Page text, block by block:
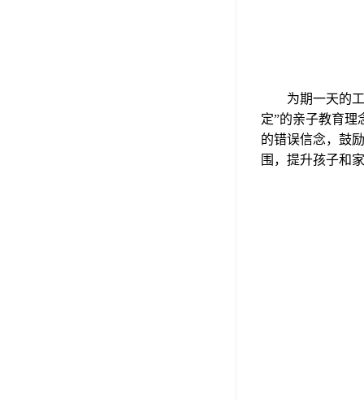
为期一天的
定”的亲子教育理
的错误信念，鼓
围，提升孩子和